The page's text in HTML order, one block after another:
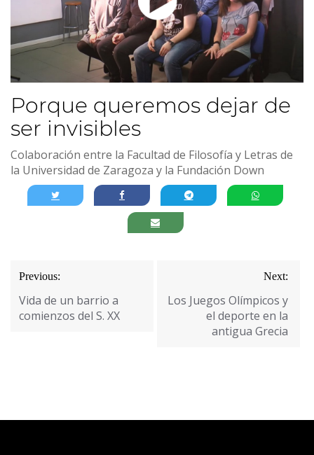
Porque queremos dejar de
ser invisibles
Colaboración entre la Facultad de Filosofía y Letras de
la Universidad de Zaragoza y la Fundación Down
Navegación
de
entradas
Previous:
Vida de un barrio a
comienzos del S. XX
Next:
Los Juegos Olímpicos y
el deporte en la
antigua Grecia